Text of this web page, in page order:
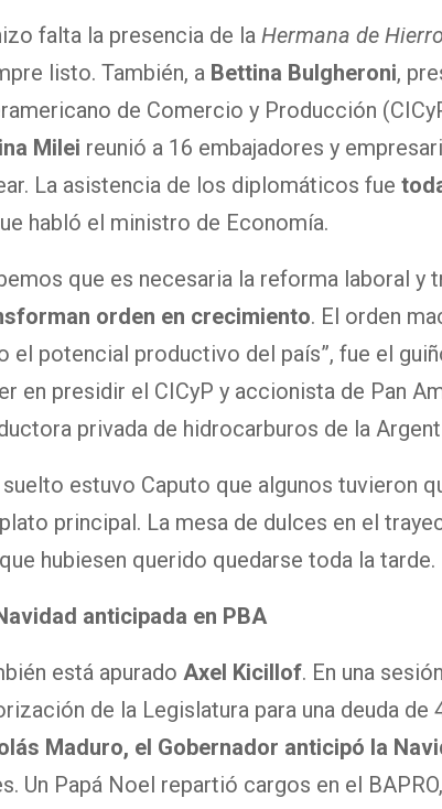
falta la presencia de la Hermana de
listo. También, a Bettina Bulgheroni,
de Comercio y Producción
Milei reunió a 16 embajadores y
La asistencia de los diplomáticos fue
habló el ministro de Economía.
que es necesaria la reforma laboral y
orden en crecimiento. El orden
el potencial productivo del país”, fue el
en presidir el CICyP y accionista de Pan
privada de hidrocarburos de la
suelto estuvo Caputo que algunos tuvieron
principal. La mesa de dulces en el
hubiesen querido quedarse toda la tarde.
anticipada en PBA
está apurado Axel Kicillof. En una
de la Legislatura para una deuda
Maduro, el Gobernador anticipó la
Un Papá Noel repartió cargos en el